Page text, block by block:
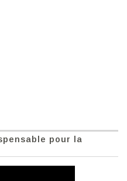
pour la